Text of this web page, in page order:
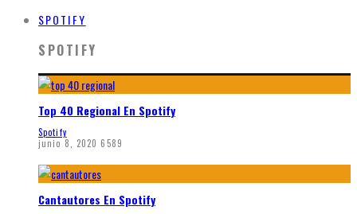
SPOTIFY
SPOTIFY
Top 40 Regional En Spotify
Spotify
junio 8, 2020 6589
Cantautores En Spotify